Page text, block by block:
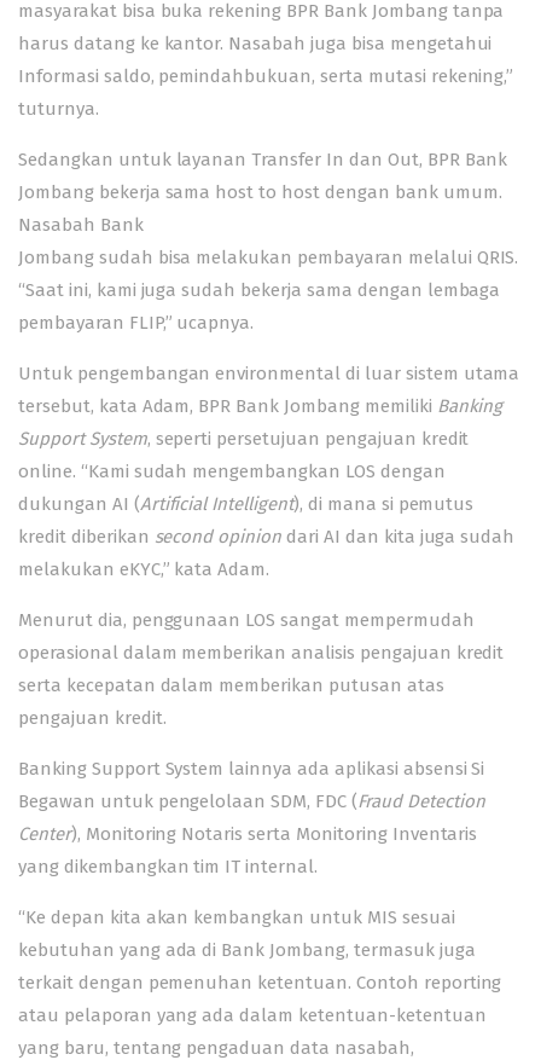
masyarakat bisa buka rekening BPR Bank Jombang tanpa
harus datang ke kantor. Nasabah juga bisa mengetahui
Informasi saldo, pemindahbukuan, serta mutasi rekening,”
tuturnya.
Sedangkan untuk layanan Transfer In dan Out, BPR Bank
Jombang bekerja sama host to host dengan bank umum.
Nasabah Bank
Jombang sudah bisa melakukan pembayaran melalui QRIS.
“Saat ini, kami juga sudah bekerja sama dengan lembaga
pembayaran FLIP,” ucapnya.
Untuk pengembangan environmental di luar sistem utama
tersebut, kata Adam, BPR Bank Jombang memiliki Banking
Support System, seperti persetujuan pengajuan kredit
online. “Kami sudah mengembangkan LOS dengan
dukungan AI (Artificial Intelligent), di mana si pemutus
kredit diberikan second opiniondari AI dan kita juga sudah
melakukan eKYC,” kata Adam.
Menurut dia, penggunaan LOS sangat mempermudah
operasional dalam memberikan analisis pengajuan kredit
serta kecepatan dalam memberikan putusan atas
pengajuan kredit.
Banking Support System lainnya ada aplikasi absensi Si
Begawan untuk pengelolaan SDM, FDC (Fraud Detection
Center), Monitoring Notaris serta Monitoring Inventaris
yang dikembangkan tim IT internal.
“Ke depan kita akan kembangkan untuk MIS sesuai
kebutuhan yang ada di Bank Jombang, termasuk juga
terkait dengan pemenuhan ketentuan. Contoh reporting
atau pelaporan yang ada dalam ketentuan-ketentuan
yang baru, tentang pengaduan data nasabah,